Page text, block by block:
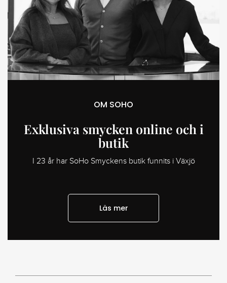
OM SOHO
Exklusiva smycken online och i
butik
I 23 år har SoHo Smyckens butik funnits i Växjö
Läs mer